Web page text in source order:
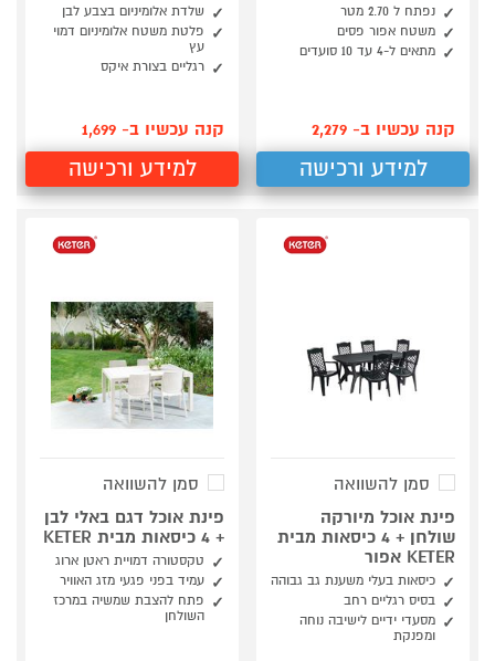
נפתח ל 2.70 מטר
משטח אפור פסים
מתאים ל-4 עד 10 סועדים
קנה עכשיו ב- 2,279
למידע ורכישה
שלדת אלומיניום בצבע לבן
פלטת משטח אלומיניום דמוי
עץ
רגליים בצורת איקס
קנה עכשיו ב- 1,699
למידע ורכישה
סמן להשוואה
פינת אוכל מיורקה
שולחן + 4 כיסאות מבית
KETER אפור
כיסאות בעלי משענת גב גבוהה
בסיס רגליים רחב
מסעדי ידיים לישיבה נוחה
ומפנקת
סמן להשוואה
פינת אוכל דגם באלי לבן
+ 4 כיסאות מבית KETER
טקסטורה דמויית ראטן ארוג
עמיד בפני פגעי מזג האוויר
פתח להצבת שמשיה במרכז
השולחן